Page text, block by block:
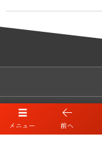
メニュー 前へ